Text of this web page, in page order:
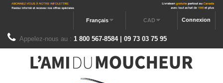
Connexion
CAD
Français
Appelez-nous au : 1 800 567-8584 | 09 73 03 75 95